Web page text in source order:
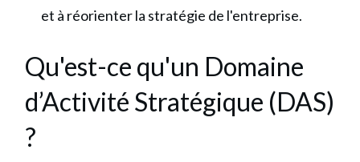
et à réorienter la stratégie de l'entreprise.
Qu'est-ce qu'un Domaine
d’Activité Stratégique (DAS)
?